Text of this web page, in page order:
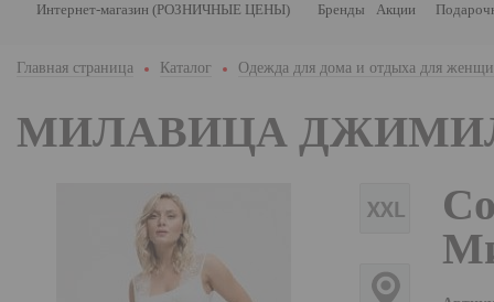
Интернет-магазин (РОЗНИЧНЫЕ ЦЕНЫ) Бренды Акции
Главная страница Каталог Одежда для дома и отдыха для
МИЛАВИЦА